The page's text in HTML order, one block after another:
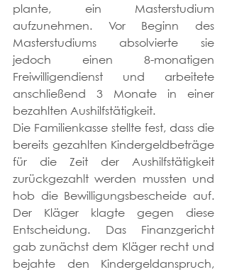
plante, ein Masterstudium
aufzunehmen. Vor Beginn des
Masterstudiums absolvierte sie
jedoch einen 8-monatigen
Freiwilligendienst und arbeitete
anschließend 3 Monate in einer
bezahlten Aushilfstätigkeit.
Die Familienkasse stellte fest, dass die
bereits gezahlten Kindergeldbeträge
für die Zeit der Aushilfstätigkeit
zurückgezahlt werden mussten und
hob die Bewilligungsbescheide auf.
Der Kläger klagte gegen diese
Entscheidung. Das Finanzgericht
gab zunächst dem Kläger recht und
bejahte den Kindergeldanspruch,